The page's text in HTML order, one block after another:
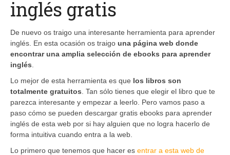
inglés gratis
De nuevo os traigo una interesante herramienta para aprender
inglés. En esta ocasión os traigo una página web donde
encontrar una amplia selección de ebooks para aprender
inglés
Lo mejor de esta herramienta es que los libros son
totalmente gratuitos . Tan sólo tienes que elegir el libro que te
parezca interesante y empezar a leerlo. Pero vamos paso a
paso cómo se pueden descargar gratis ebooks para aprender
inglés de esta web por si hay alguien que no logra hacerlo de
forma intuitiva cuando entra a la web.
Lo primero que tenemos que hacer es entrar a esta web de